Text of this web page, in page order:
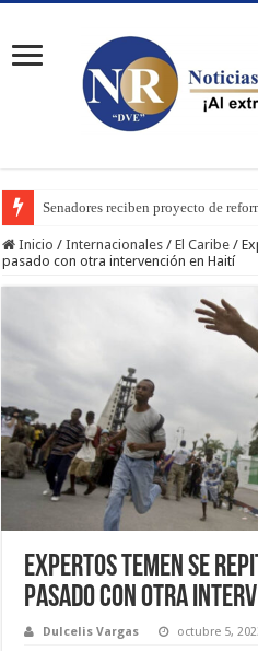
Senadores reciben proyecto de
Inicio / Internacionales / El Caribe /
pasado con otra intervención en Haití
Expertos temen se
pasado con otra
Dulcelis Vargas octubre 5,